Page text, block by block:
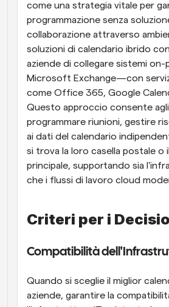
come una strategia vitale per
programmazione senza
collaborazione attraverso
soluzioni di calendario ibrido
aziende di collegare sistemi
Microsoft Exchange—con
come Office 365, Google
Questo approccio consente
programmare riunioni, gestire
ai dati del calendario
si trova la loro casella postale o
principale, supportando sia
che i flussi di lavoro cloud
Criteri per i
Compatibilità
Quando si sceglie il miglior
aziende, garantire la